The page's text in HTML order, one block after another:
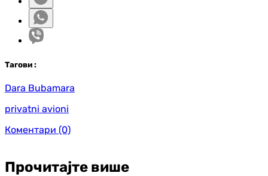
Тагови :
Dara Bubamara
privatni avioni
Коментари (0)
Прочитајте више